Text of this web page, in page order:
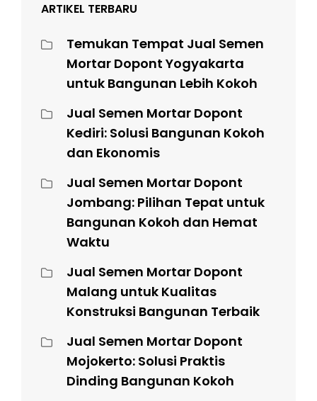
ARTIKEL TERBARU
Temukan Tempat Jual Semen
Mortar Dopont Yogyakarta
untuk Bangunan Lebih Kokoh
Jual Semen Mortar Dopont
Kediri: Solusi Bangunan Kokoh
dan Ekonomis
Jual Semen Mortar Dopont
Jombang: Pilihan Tepat untuk
Bangunan Kokoh dan Hemat
Waktu
Jual Semen Mortar Dopont
Malang untuk Kualitas
Konstruksi Bangunan Terbaik
Jual Semen Mortar Dopont
Mojokerto: Solusi Praktis
Dinding Bangunan Kokoh